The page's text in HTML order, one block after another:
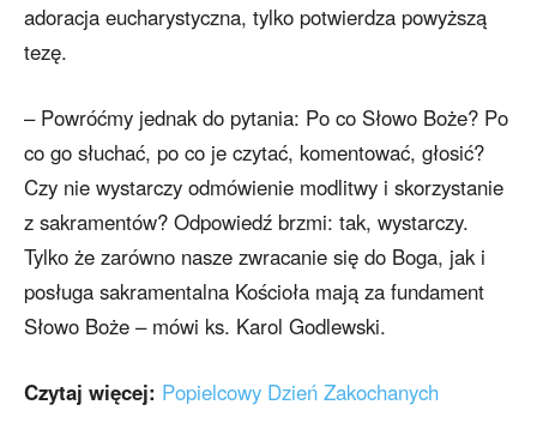
adoracja eucharystyczna, tylko potwierdza powyższą
tezę.
– Powróćmy jednak do pytania: Po co Słowo Boże? Po
co go słuchać, po co je czytać, komentować, głosić?
Czy nie wystarczy odmówienie modlitwy i skorzystanie
z sakramentów? Odpowiedź brzmi: tak, wystarczy.
Tylko że zarówno nasze zwracanie się do Boga, jak i
posługa sakramentalna Kościoła mają za fundament
Słowo Boże – mówi ks. Karol Godlewski.
Czytaj więcej: Popielcowy Dzień Zakochanych